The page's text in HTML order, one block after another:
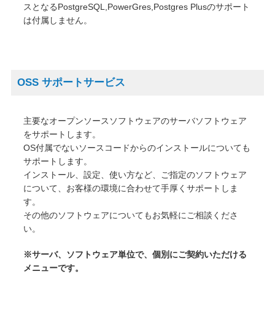
スとなるPostgreSQL,PowerGres,Postgres Plusのサポート
は付属しません。
OSS サポートサービス
主要なオープンソースソフトウェアのサーバソフトウェア
をサポートします。
OS付属でないソースコードからのインストールについても
サポートします。
インストール、設定、使い方など、ご指定のソフトウェア
について、お客様の環境に合わせて手厚くサポートしま
す。
その他のソフトウェアについてもお気軽にご相談くださ
い。
※サーバ、ソフトウェア単位で、個別にご契約いただける
メニューです。